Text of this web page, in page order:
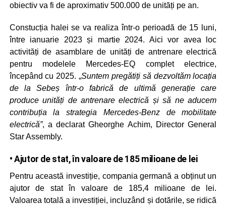
obiectiv va fi de aproximativ 500.000 de unități pe an.
Constucția halei se va realiza într-o perioadă de 15 luni,
între ianuarie 2023 și martie 2024. Aici vor avea loc
activități de asamblare de unități de antrenare electrică
pentru modelele Mercedes-EQ complet electrice,
începând cu 2025. „Suntem pregătiți să dezvoltăm locația
de la Sebeș într-o fabrică de ultimă generație care
produce unități de antrenare electrică și să ne aducem
contribuția la strategia Mercedes-Benz de mobilitate
electrică”, a declarat Gheorghe Achim, Director General
Star Assembly.
• Ajutor de stat, în valoare de 185 milioane de lei
Pentru această investiție, compania germană a obținut un
ajutor de stat în valoare de 185,4 milioane de lei.
Valoarea totală a investiției, incluzând și dotările, se ridică